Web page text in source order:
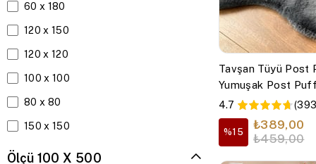
60 x 180
120 x 150
120 x 120
100 x 100
80 x 80
150 x 150
Ölçü 100 X 500
Tavşan Tüyü Post
Yumuşak Post
4.7
%15
₺389,00
₺459,00